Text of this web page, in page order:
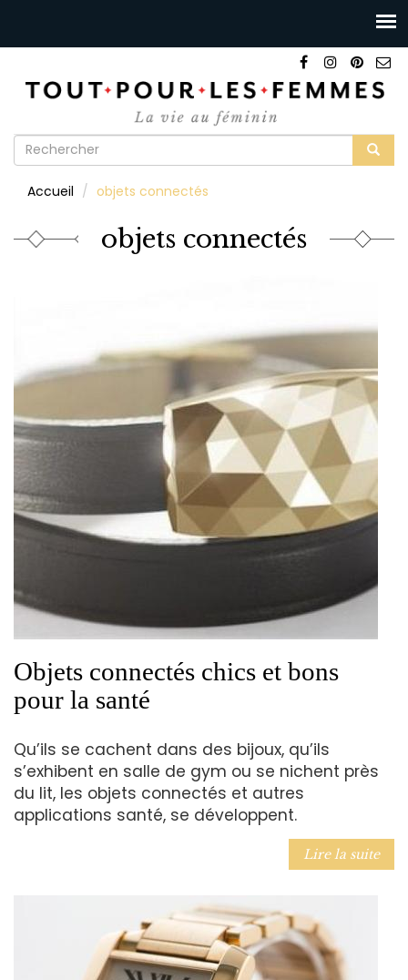
Formulaire
recherche
Accueil objets connectés
objets connectés
Objets connectés chics et bons
pour la santé
Qu’ils se cachent dans des bijoux, qu’ils
s’exhibent en salle de gym ou se nichent près
du lit, les objets connectés et autres
applications santé, se développent.
Lire la suite